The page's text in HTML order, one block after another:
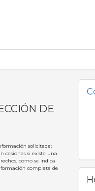
DE
solicitada;
cesiones si existe una
como se indica
completa de